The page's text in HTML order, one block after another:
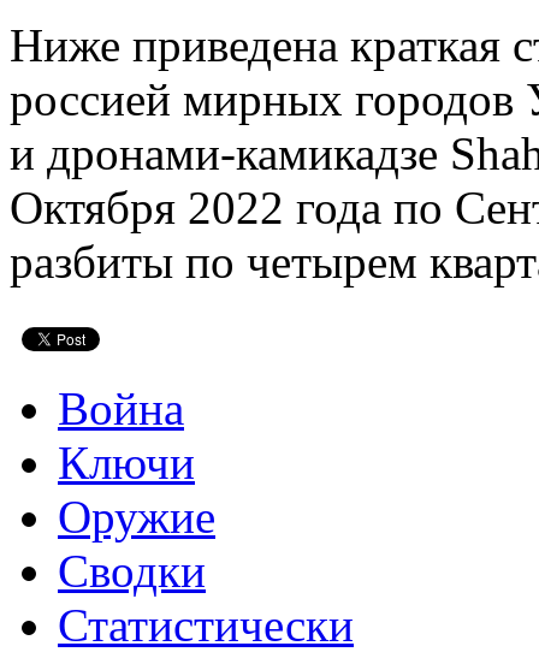
Ниже приведена краткая
россией мирных
и дронами-камикадзе
Октября 2022 года по
разбиты по четырем
Война
Ключи
Оружие
Сводки
Статистически